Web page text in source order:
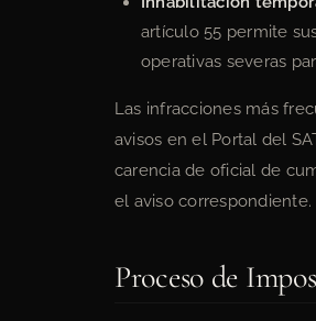
artículo 55 permite
operativas severas
Las infracciones más
avisos en el Portal del
carencia de oficial de
el aviso correspondiente.
Proceso de